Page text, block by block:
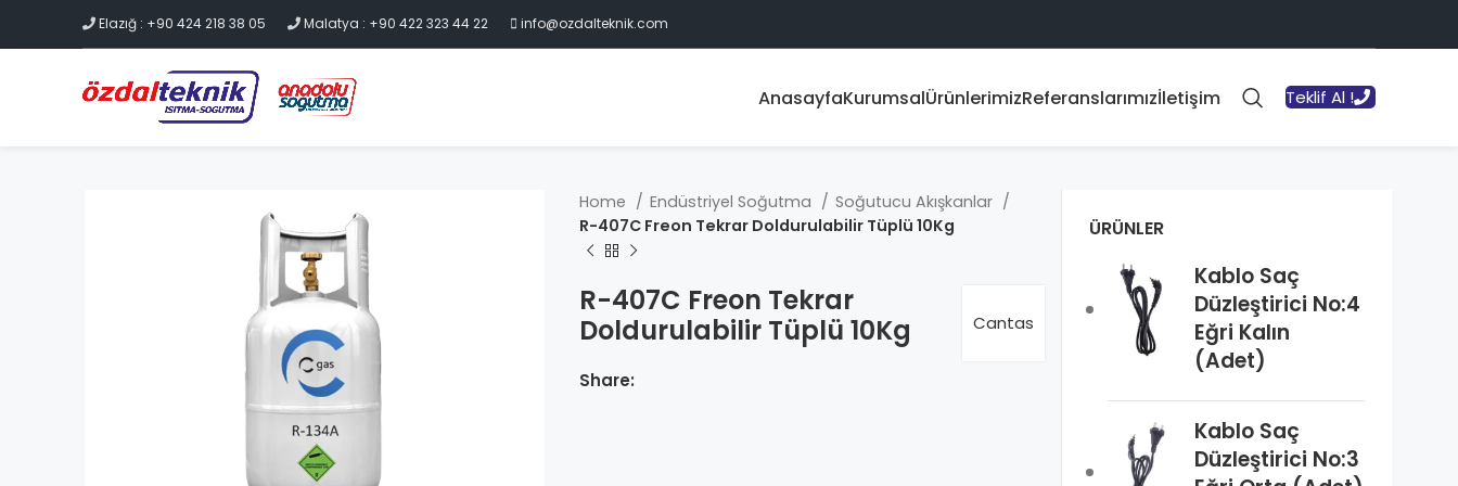
Elazığ : +90 424 218 38 05 Malatya : +90 422 323 44 22 info@ozdalteknik.com
AnasayfaKurumsalÜrünlerimizReferanslarımızİletişim Teklif Al !
Home Endüstriyel Soğutma
Soğutucu Akışkanlar
R-407C Freon Tekrar Doldurulabilir Tüplü 10Kg
Cantas
R-407C Freon Tekrar
Doldurulabilir Tüplü 10Kg
Share:
ÜRÜNLER
Kablo Saç
Düzleştirici No:4
Eğri Kalın
(Adet)
Kablo Saç
Düzleştirici No:3